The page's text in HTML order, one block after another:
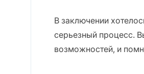
В заключении
серьезный процесс.
возможностей, и